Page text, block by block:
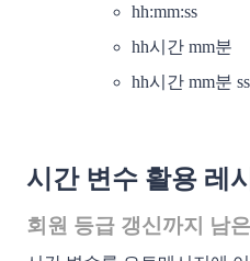
hh:mm:ss
hh시간 mm분
hh시간 mm분
시간 변수 활용 레
회원 등급 갱신까지 남